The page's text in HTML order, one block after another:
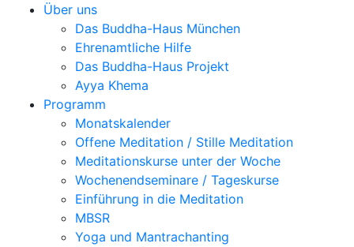
Über uns
Das Buddha-Haus München
Ehrenamtliche Hilfe
Das Buddha-Haus Projekt
Ayya Khema
Programm
Monatskalender
Offene Meditation / Stille Meditation
Meditationskurse unter der Woche
Wochenendseminare / Tageskurse
Einführung in die Meditation
MBSR
Yoga und Mantrachanting